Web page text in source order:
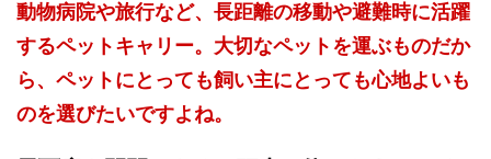
動物病院や旅行など、長距離の移動や避難時に活躍
するペットキャリー。大切なペットを運ぶものだか
ら、ペットにとっても飼い主にとっても心地よいも
のを選びたいですよね。